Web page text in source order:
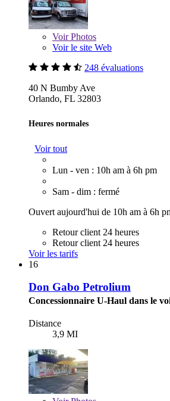
VoirPhotos
Voir le site Web
248 évaluations
40 N Bumby Ave
Orlando, FL 32803
Heures normales
Voir tout
Lun - ven : 10h am à 6h pm
Sam - dim : fermé
Ouvert aujourd'hui de 10h am à 6h
Retour client 24 heures
Retour client 24 heures
Voir les tarifs
16
Don Gabo Petrolium
Concessionnaire U-Haul dans le
Distance
3,9 MI